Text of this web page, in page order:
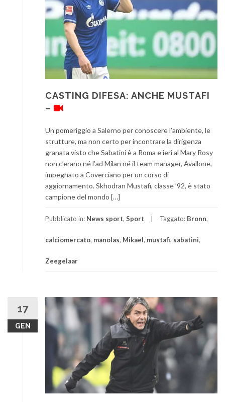
CASTING DIFESA: ANCHE MUSTAFI
–
Un pomeriggio a Salerno per conoscere l’ambiente, le
strutture, ma non certo per incontrare la dirigenza
granata visto che Sabatini è a Roma e ieri al Mary Rosy
non c’erano né l’ad Milan né il team manager, Avallone,
impegnato a Coverciano per un corso di
aggiornamento. Skhodran Mustafi, classe ’92, è stato
campione del mondo […]
Pubblicato in: News sport, Sport Taggato: Bronn,
calciomercato, manolas, Mikael, mustafi, sabatini,
Zeegelaar
17
GEN